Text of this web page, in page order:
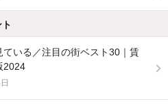
ている／注目の街ベスト30｜賃
2024